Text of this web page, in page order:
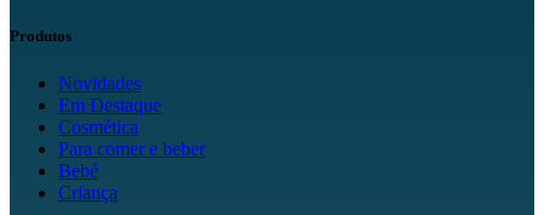
Produtos
Novidades
Em Destaque
Cosmética
Para comer e beber
Bebé
Criança